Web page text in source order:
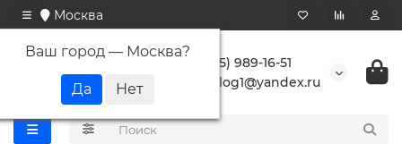
Москва
Ваш город — Москва?
+7 (495) 989-16-51
buranlog1@yandex.ru